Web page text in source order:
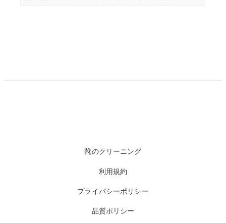
靴のクリーニング
利用規約
プライバシーポリシー
品質ポリシー